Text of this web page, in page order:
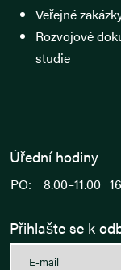
Veřejné
Rozvojové
studie
Úřední hodiny
PO: 8.00–11.00
Přihlašte se k